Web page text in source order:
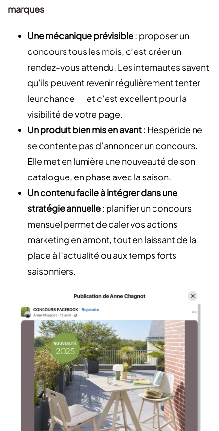
marques
Une mécanique prévisible: proposer un
concours tous les mois, c’est créer un
rendez-vous attendu. Les internautes savent
qu’ils peuvent revenir régulièrement tenter
leur chance — et c’est excellent pour la
visibilité de votre page.
Un produit bien mis en avant: Hespéride ne
se contente pas d’annoncer un concours.
Elle met en lumière une nouveauté de son
catalogue, en phase avec la saison.
Un contenu facile à intégrer dans une
stratégie annuelle: planifier un concours
mensuel permet de caler vos actions
marketing en amont, tout en laissant de la
place à l’actualité ou aux temps forts
saisonniers.